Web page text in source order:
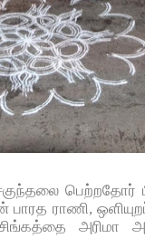
பெற்றதோர்
பாரத ராணி,
அரிமா